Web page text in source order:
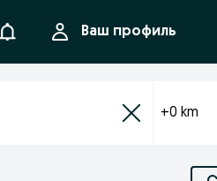
УведомленияВаш профиль
+0 km